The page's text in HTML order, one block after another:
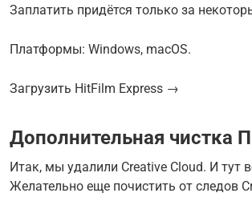
Заплатить придётся только за
Платформы: Windows, macOS.
Загрузить HitFilm Express →
Дополнительная чистка
Итак, мы удалили Creative Cloud. И тут
Желательно еще почистить от следов